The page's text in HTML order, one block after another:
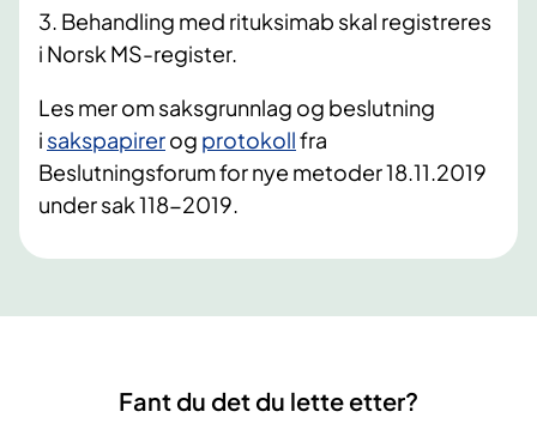
3. Behandling med rituksimab skal registreres
i Norsk MS-register.
Les mer om saksgrunnlag og beslutning
i sakspapirerog protokollfra
Beslutningsforum for nye metoder 18.11.2019
under sak 118-2019.
Fant du det du lette etter?